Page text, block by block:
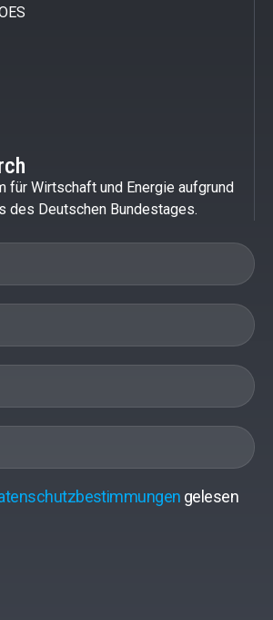
für Wirtschaft und Energie aufgrund
des Deutschen Bundestages.
gelesen